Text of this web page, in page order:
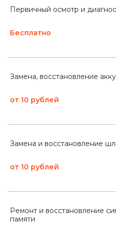
Первичный осмотр и
Бесплатно
Замена, восстановление
от 10 рублей
Замена и восстановление
от 10 рублей
Ремонт и восстановление
памяти